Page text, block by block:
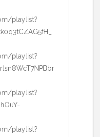
playlist?
playlist?
playlist?
playlist?